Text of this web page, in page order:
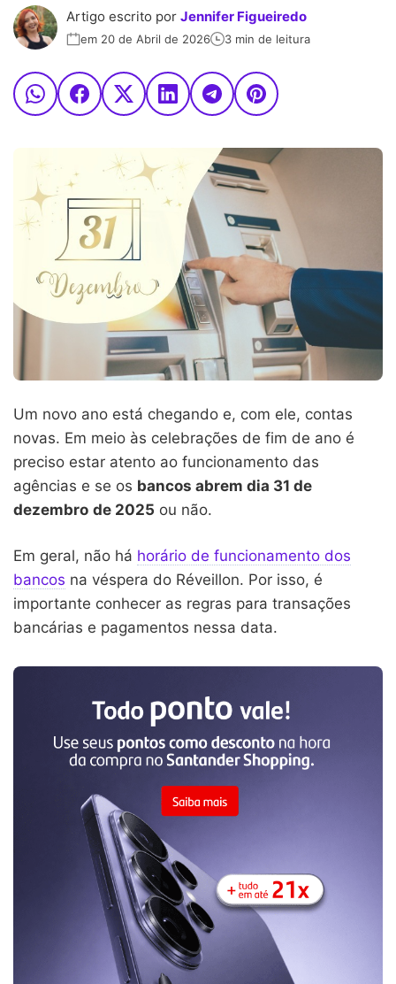
Artigo escrito por Jennifer Figueiredo
em 20 de Abril de 2026 3 min de leitura
Um novo ano está chegando e, com ele, contas
novas. Em meio às celebrações de fim de ano é
preciso estar atento ao funcionamento das
agências e se os bancos abrem dia 31 de
dezembro de 2025 ou não.
Em geral, não há horário de funcionamento dos
bancos na véspera do Réveillon. Por isso, é
importante conhecer as regras para transações
bancárias e pagamentos nessa data.